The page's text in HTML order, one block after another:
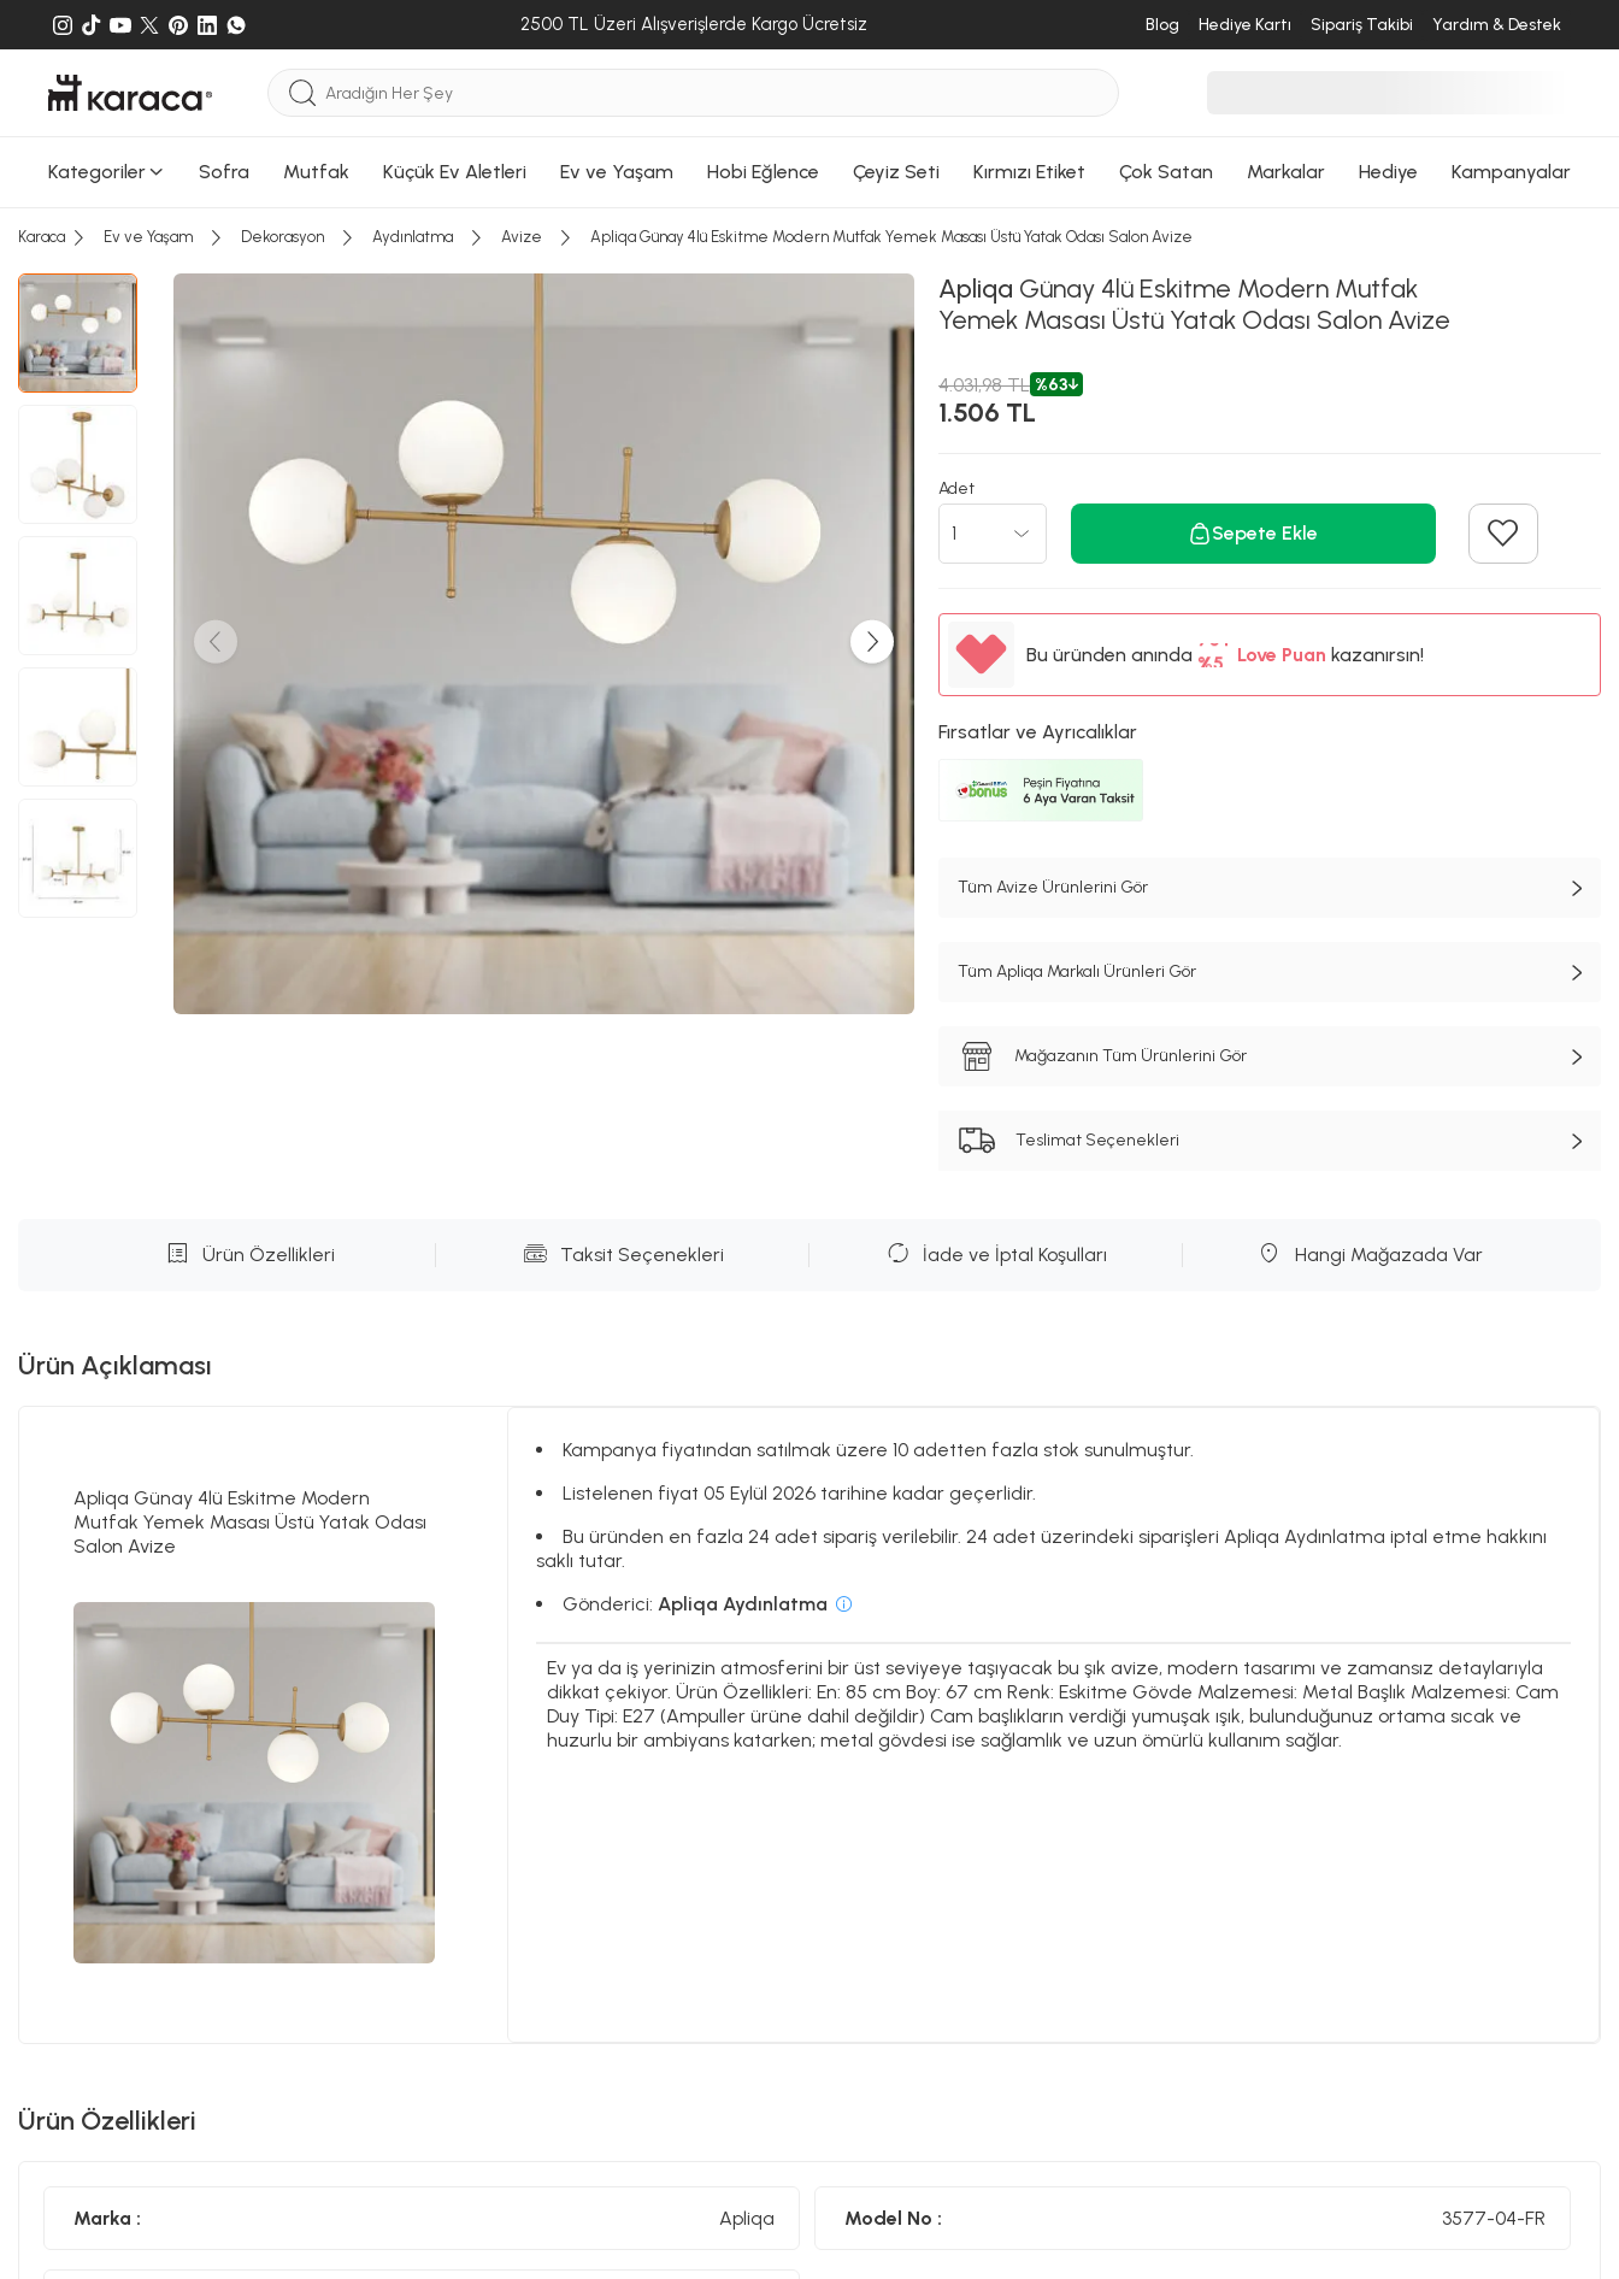
2500 TL Üzeri Alışverişlerde Kargo Ücretsiz Blog Hediye Kartı Sipariş Takibi Yardım & Destek
Kategoriler Sofra Mutfak Küçük Ev Aletleri Ev ve Yaşam Hobi Eğlence Çeyiz Seti Kırmızı Etiket Çok Satan Markalar Hediye Kampanyalar
Karaca Ev ve Yaşam Dekorasyon Aydınlatma Avize Apliqa Günay 4lü Eskitme Modern Mutfak Yemek Masası Üstü Yatak Odası Salon Avize
Apliqa Günay 4lü Eskitme Modern Mutfak
Yemek Masası Üstü Yatak Odası Salon Avize
4.031,98 TL %63
1.506 TL
Adet
Sepete Ekle
Bu üründen anında %5
%5
Love Puankazanırsın!
Fırsatlar ve Ayrıcalıklar
Tüm Avize Ürünlerini Gör
Tüm Apliqa Markalı Ürünleri Gör
Mağazanın Tüm Ürünlerini Gör
Teslimat Seçenekleri
Ürün Özellikleri Taksit Seçenekleri İade ve İptal Koşulları Hangi Mağazada Var
Ürün Açıklaması
Apliqa Günay 4lü Eskitme Modern
Mutfak Yemek Masası Üstü Yatak Odası
Salon Avize
Kampanya fiyatından satılmak üzere 10 adetten fazla stok sunulmuştur.
Listelenen fiyat 05 Eylül 2026 tarihine kadar geçerlidir.
Bu üründen en fazla 24 adet sipariş verilebilir. 24 adet üzerindeki siparişleri Apliqa Aydınlatma iptal etme hakkını
saklı tutar.
Gönderici: Apliqa Aydınlatma
Ev ya da iş yerinizin atmosferini bir üst seviyeye taşıyacak bu şık avize, modern tasarımı ve zamansız detaylarıyla
dikkat çekiyor. Ürün Özellikleri: En: 85 cm Boy: 67 cm Renk: Eskitme Gövde Malzemesi: Metal Başlık Malzemesi: Cam
Duy Tipi: E27 (Ampuller ürüne dahil değildir) Cam başlıkların verdiği yumuşak ışık, bulunduğunuz ortama sıcak ve
huzurlu bir ambiyans katarken; metal gövdesi ise sağlamlık ve uzun ömürlü kullanım sağlar.
Ürün Özellikleri
Marka : Apliqa Model No : 3577-04-FR